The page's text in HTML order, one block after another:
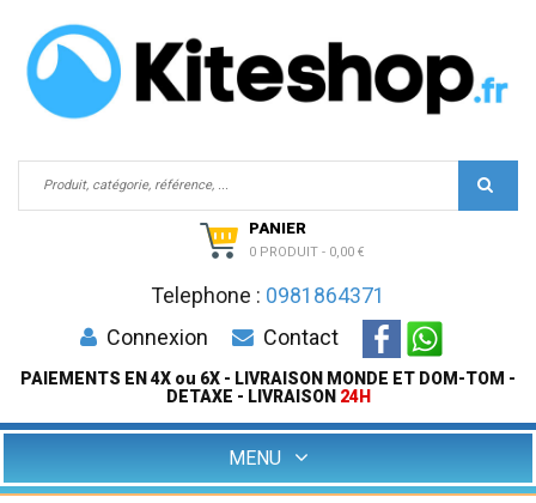
PANIER
0 PRODUIT - 0,00 €
Telephone : 0981864371
Connexion
Contact
PAIEMENTS EN 4X ou 6X - LIVRAISON MONDE ET DOM-TOM -
DETAXE - LIVRAISON 24H
MENU